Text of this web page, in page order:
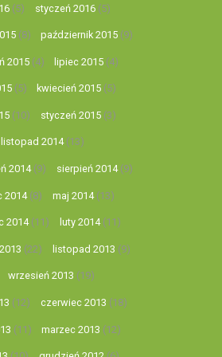
(5) styczeń 2016(5)
(8) październik 2015 (9)
2015(4) lipiec 2015 (4)
(5) kwiecień 2015 (5)
(10) styczeń 2015(3)
listopad 2014(13)
2014(9) sierpień 2014(9)
2014(8) maj 2014(13)
2014(11) luty 2014(11)
(22) listopad 2013 (9)
wrzesień 2013 (19)
(12) czerwiec 2013 (18)
(11) marzec 2013 (12)